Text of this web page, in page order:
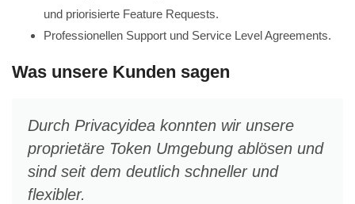
und priorisierte Feature Requests.
Professionellen Support und Service Level Agreements.
Was unsere Kunden sagen
Durch Privacyidea konnten wir unsere
proprietäre Token Umgebung ablösen und
sind seit dem deutlich schneller und
flexibler.